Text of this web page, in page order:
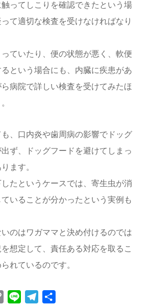
ってしこりを確認できたという場
て適切な検査を受けなければなり
ていたり、便の状態が悪く、軟便
という場合にも、内臓に疾患があ
病院で詳しい検査を受けてみたほ
、口内炎や歯周病の影響でドッグ
ず、ドッグフードを避けてしまっ
ます。
たというケースでは、寄生虫が消
いることが分かったという実例も
のはワガママと決め付けるのでは
想定して、責任ある対応を取るこ
れているのです。
Copy
Line Telegram